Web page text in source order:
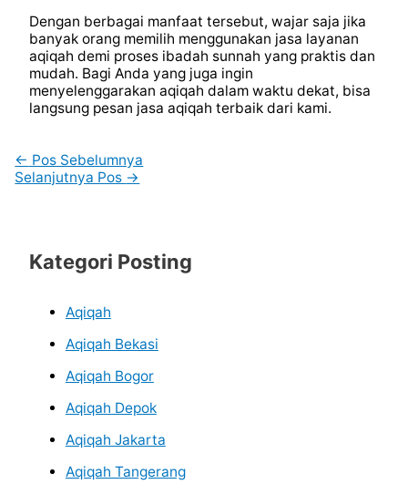
Dengan berbagai manfaat tersebut, wajar saja jika
banyak orang memilih menggunakan jasa layanan
aqiqah demi proses ibadah sunnah yang praktis dan
mudah. Bagi Anda yang juga ingin
menyelenggarakan aqiqah dalam waktu dekat, bisa
langsung pesan jasa aqiqah terbaik dari kami.
← Pos Sebelumnya
Selanjutnya Pos →
Kategori Posting
Aqiqah
Aqiqah Bekasi
Aqiqah Bogor
Aqiqah Depok
Aqiqah Jakarta
Aqiqah Tangerang